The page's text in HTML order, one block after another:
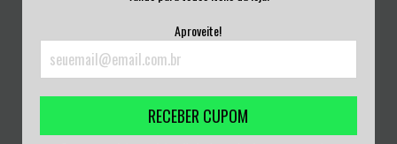
Aproveite!
RECEBER CUPOM
sem juros R$100,00
3x deR$33,33sem juros